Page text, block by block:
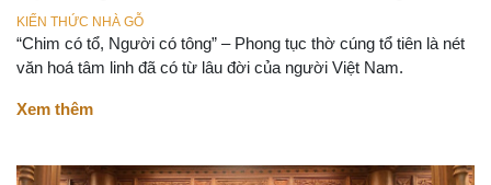
KIẾN THỨC NHÀ GỖ
“Chim có tổ, Người có tông” – Phong tục thờ cúng tổ tiên là nét
văn hoá tâm linh đã có từ lâu đời của người Việt Nam.
Xem thêm